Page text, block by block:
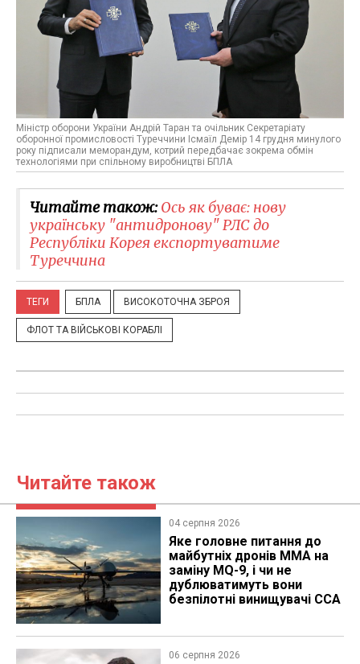
Міністр оборони України Андрій Таран та очільник Секретаріату
оборонної промисловості Туреччини Ісмаїл Демір 14 грудня минулого
року підписали меморандум, котрий передбачає зокрема обмін
технологіями при спільному виробництві БПЛА
Читайте також:Ось як буває: нову
українську "антидронову" РЛС до
Республіки Корея експортуватиме
Туреччина
ТЕГИ БПЛА ВИСОКОТОЧНА ЗБРОЯ
ФЛОТ ТА ВІЙСЬКОВІ КОРАБЛІ
Читайте також
04 серпня 2026
Яке головне питання до
майбутніх дронів MMA на
заміну MQ-9, і чи не
дублюватимуть вони
безпілотні винищувачі CCA
06 серпня 2026